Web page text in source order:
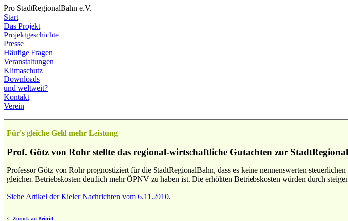
Pro StadtRegionalBahn e.V.
Start
Das Projekt
Projektgeschichte
Presse
Häufige Fragen
Veranstaltungen
Klimaschutz
Downloads
und weltweit?
Kontakt
Verein
Für's gleiche Geld mehr Leistung
Prof. Götz von Rohr stellte das regional-wirtschaftliche Gutachten zur
Professor Götz von Rohr prognostiziert für die StadtRegionalBahn, dass es keine nennenswerten
gleichen Betriebskosten deutlich mehr ÖPNV zu haben ist. Die erhöhten Betriebskosten würden durch
Siehe Artikel der Kieler Nachrichten vom 6.11.2010.
<- Zurück zu: Beitritt